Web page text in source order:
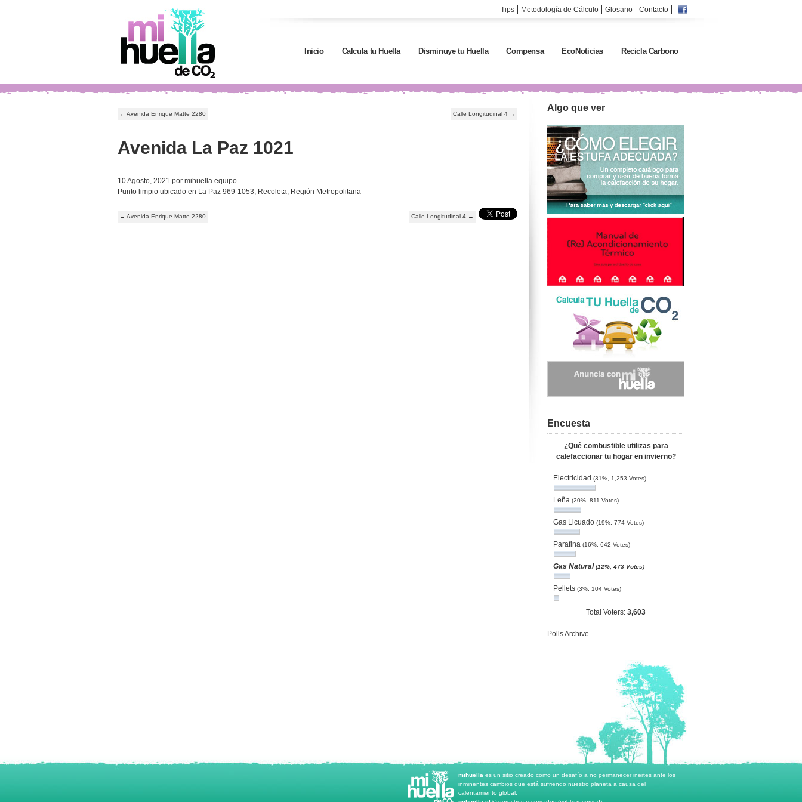
Tips Metodología de Cálculo Glosario Contacto
Inicio Calcula tu Huella Disminuye tu Huella Compensa EcoNoticias Recicla Carbono
← Avenida Enrique Matte 2280 Calle Longitudinal 4 →
Avenida La Paz 1021
10 Agosto, 2021 por mihuella equipo
Punto limpio ubicado en La Paz 969-1053, Recoleta, Región Metropolitana
← Avenida Enrique Matte 2280 Calle Longitudinal 4 →
.
Algo que ver
Encuesta
¿Qué combustible utilizas para
calefaccionar tu hogar en invierno?
Electricidad (31%, 1,253 Votes)
Leña (20%, 811 Votes)
Gas Licuado (19%, 774 Votes)
Parafina (16%, 642 Votes)
Gas Natural(12%, 473 Votes)
Pellets (3%, 104 Votes)
Total Voters: 3,603
Polls Archive
mihuella es un sitio creado como un desafío a no permanecer inertes ante los
inminentes cambios que está sufriendo nuestro planeta a causa del
calentamiento global.